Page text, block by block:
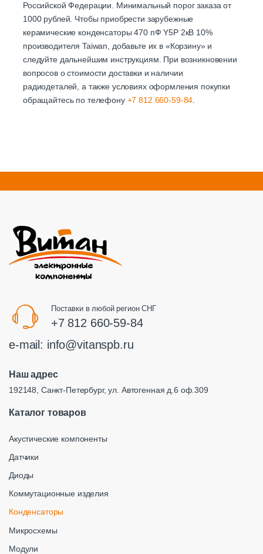
Российской Федерации. Минимальный порог заказа от
1000 рублей. Чтобы приобрести зарубежные
керамические конденсаторы 470 пФ Y5P 2кВ 10%
производителя Taiwan, добавьте их в «Корзину» и
следуйте дальнейшим инструкциям. При возникновении
вопросов о стоимости доставки и наличии
радиодеталей, а также условиях оформления покупки
обращайтесь по телефону +7 812 660-59-84.
Поставки в любой регион СНГ
+7 812 660-59-84
e-mail: info@vitanspb.ru
Наш адрес
192148, Санкт-Петербург, ул. Автогенная д.6 оф.309
Каталог товаров
Акустические компоненты
Датчики
Диоды
Коммутационные изделия
Конденсаторы
Микросхемы
Модули